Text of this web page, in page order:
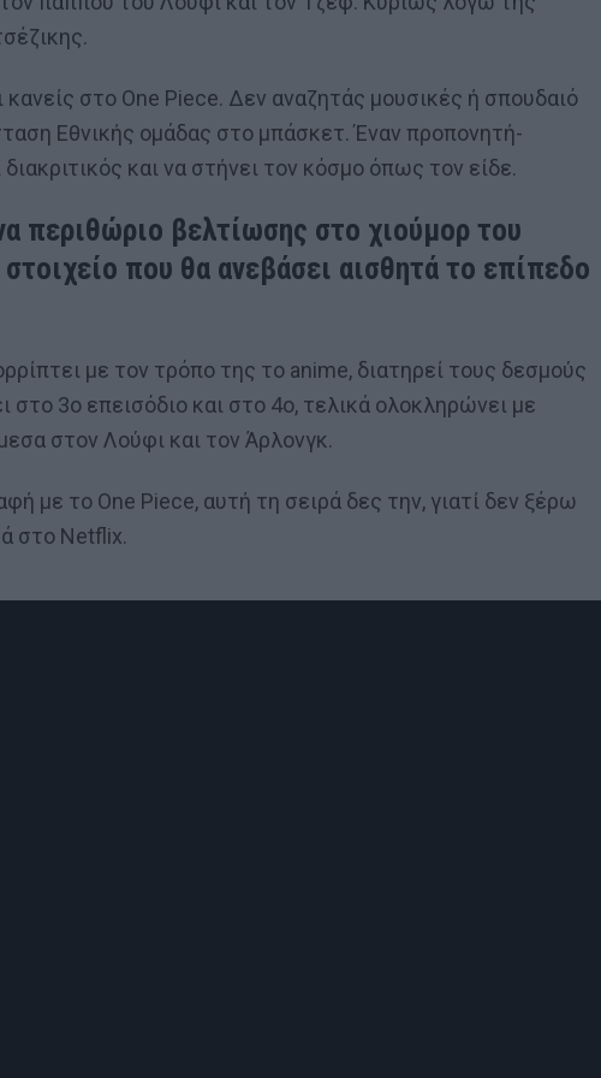
στο One Piece. Δεν αναζητάς μουσικές ή σπουδαιό
Εθνικής ομάδας στο μπάσκετ. Έναν προπονητή-
και να στήνει τον κόσμο όπως τον είδε.
περιθώριο βελτίωσης στο χιούμορ του
που θα ανεβάσει αισθητά το επίπεδο
με τον τρόπο της το anime, διατηρεί τους δεσμούς
στο 3ο επεισόδιο και στο 4ο, τελικά ολοκληρώνει με
στον Λούφι και τον Άρλονγκ.
με το One Piece, αυτή τη σειρά δες την, γιατί δεν ξέρω
στο Netflix.